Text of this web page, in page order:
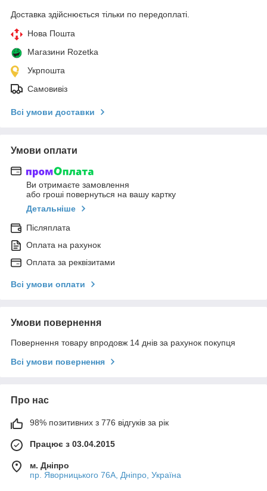
Доставка здійснюється тільки по передоплаті.
Нова Пошта
Магазини Rozetka
Укрпошта
Самовивіз
Всі умови доставки
Умови оплати
Ви отримаєте замовлення
або гроші повернуться на вашу картку
Детальніше
Післяплата
Оплата на рахунок
Оплата за реквізитами
Всі умови оплати
Умови повернення
Повернення товару впродовж 14 днів за рахунок покупця
Всі умови повернення
Про нас
98% позитивних з 776 відгуків за рік
Працює з 03.04.2015
м. Дніпро
пр. Яворницького 76А, Дніпро, Україна